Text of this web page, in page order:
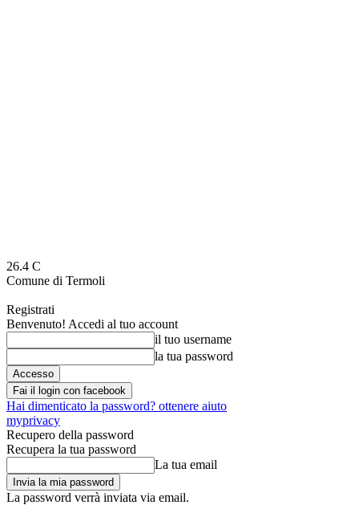
26.4 C
Comune di Termoli
Registrati
Benvenuto! Accedi al tuo account
il tuo username
la tua password
Fai il login con facebook
Hai dimenticato la password? ottenere aiuto
myprivacy
Recupero della password
Recupera la tua password
La tua email
La password verrà inviata via email.